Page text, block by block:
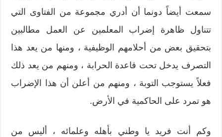
سمعت أيضاً دونما أن أدري مجموعة من الفتاوى التي
تتناول ظاهرة إضراب المعلمين عن العمل مطالبين
بتحقيق بعض من أحلامهم الوظيفية ، ومنها من يعد هذا
التصرف يدخل تحت قاعدة الحرابة ، ومنهم من يعد ذلك
فعلاً يستوجب التوبة ، ومنهم من أعلن أن هذا الإضراب
هو تمرد على الحاكمية في الأرض.
وكم أنت فريد يا وطني بأهله وعلمائه ، أليس من